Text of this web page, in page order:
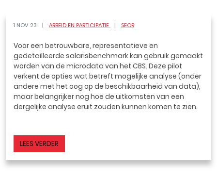
1 NOV 23 ARBEID EN PARTICIPATIE SEOR
Voor een betrouwbare, representatieve en
gedetailleerde salarisbenchmark kan gebruik gemaakt
worden van de microdata van het CBS. Deze pilot
verkent de opties wat betreft mogelijke analyse (onder
andere met het oog op de beschikbaarheid van data),
maar belangrijker nog hoe de uitkomsten van een
dergelijke analyse eruit zouden kunnen komen te zien.
LEES VERDER